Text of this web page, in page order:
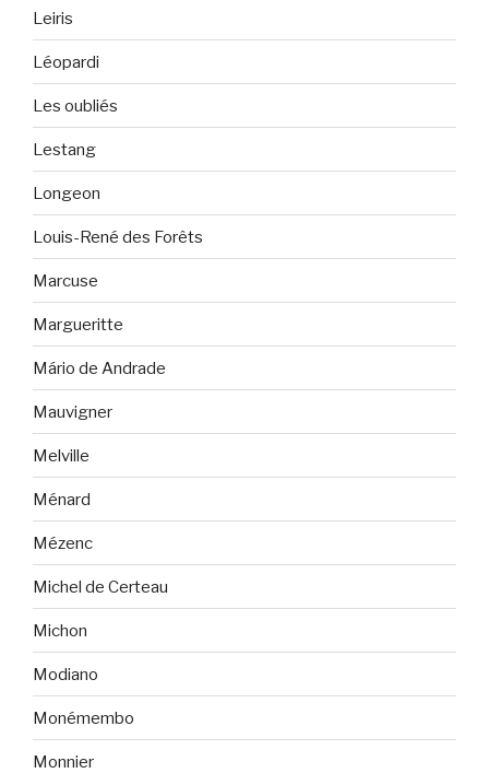
Leiris
Léopardi
Les oubliés
Lestang
Longeon
Louis-René des Forêts
Marcuse
Margueritte
Mário de Andrade
Mauvigner
Melville
Ménard
Mézenc
Michel de Certeau
Michon
Modiano
Monémembo
Monnier